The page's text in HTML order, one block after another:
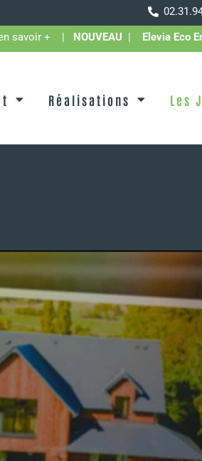
savoir + NOUVEAU Elevia Eco
Réalisations Les